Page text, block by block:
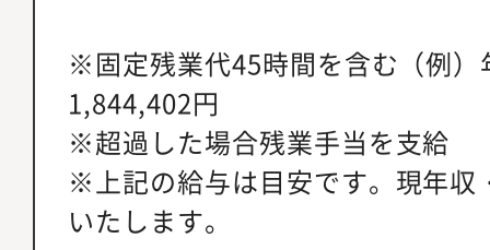
※固定残業代45時間を含む（例）
1,844,402円
※超過した場合残業手当を支給
※上記の給与は目安です。現年収
いたします。